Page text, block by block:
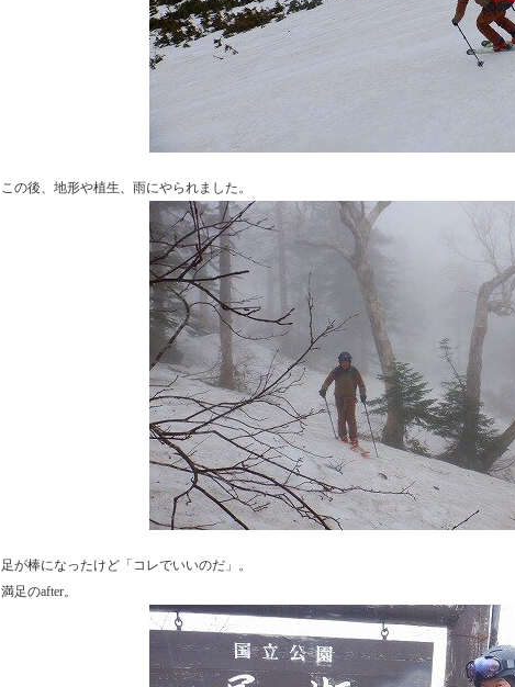
この後、地形や植生、雨にやられました。
足が棒になったけど「コレでいいのだ」。
満足のafter。